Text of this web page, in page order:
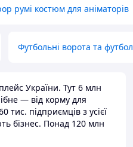
румі костюм для аніматорів
Футбольні ворота та
України. Тут 6 млн
— від корму для
тис. підприємців з усієї
бізнес. Понад 120 млн